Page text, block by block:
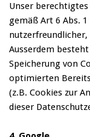
Unser
gemäß Art 6 Abs.
Ausserdem
Speicherung von
optimierten
(z.B. Cookies zur
dieser